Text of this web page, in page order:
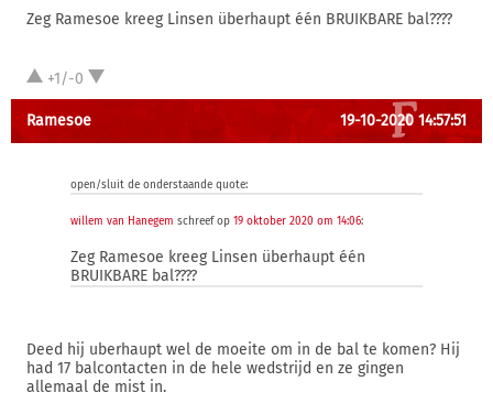
Zeg Ramesoe kreeg Linsen überhaupt één BRUIKBARE bal????
+1/-0
Ramesoe 19-10-2020 14:57:51
open/sluit de onderstaande quote:
willem van Hanegem schreef op 19 oktober 2020 om 14:06:
Zeg Ramesoe kreeg Linsen überhaupt één
BRUIKBARE bal????
Deed hij uberhaupt wel de moeite om in de bal te komen? Hij
had 17 balcontacten in de hele wedstrijd en ze gingen
allemaal de mist in.